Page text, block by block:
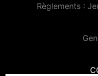
Règlements :